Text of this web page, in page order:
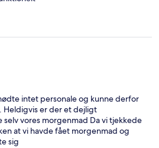
intet personale og kunne derfor
Heldigvis er der et dejligt
vores morgenmad Da vi tjekkede
at vi havde fået morgenmad og
sig